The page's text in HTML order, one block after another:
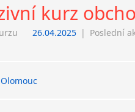
kurz
26.04.2025 | Poslední
Olomouc